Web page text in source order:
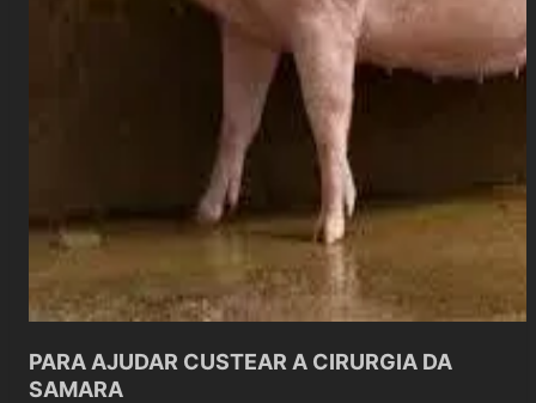
PARA AJUDAR CUSTEAR A CIRURGIA DA
SAMARA